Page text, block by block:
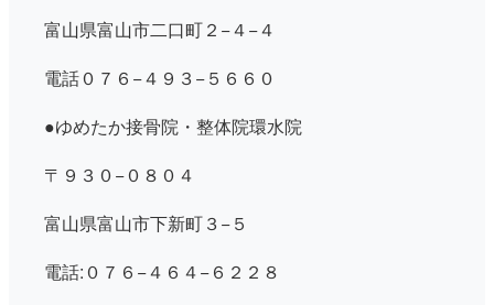
富山県富山市二口町２−４−４
電話０７６−４９３−５６６０
●ゆめたか接骨院・整体院環水院
〒９３０−０８０４
富山県富山市下新町３−５
電話:０７６−４６４−６２２８